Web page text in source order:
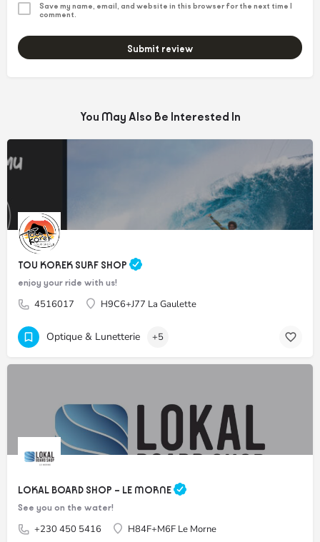
Save my name, email, and website in this browser for the next time I
comment.
Submit review
You May Also Be Interested In
TOU KOREK SURF SHOP
enjoy your ride with us!
4516017 H9C6+J77 La Gaulette
Optique & Lunetterie +5
LOKAL BOARD SHOP – LE MORNE
See you on the water!
+230 450 5416 H84F+M6F Le Morne